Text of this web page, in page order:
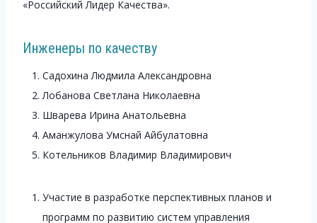
«Российский Лидер Качества».
Инженеры по качеству
Садохина Людмила Александровна
Лобанова Светлана Николаевна
Шварева Ирина Анатольевна
Аманжулова Умснай Айбулатовна
Котельников Владимир Владимирович
Участие в разработке перспективных планов и
программ по развитию систем управления